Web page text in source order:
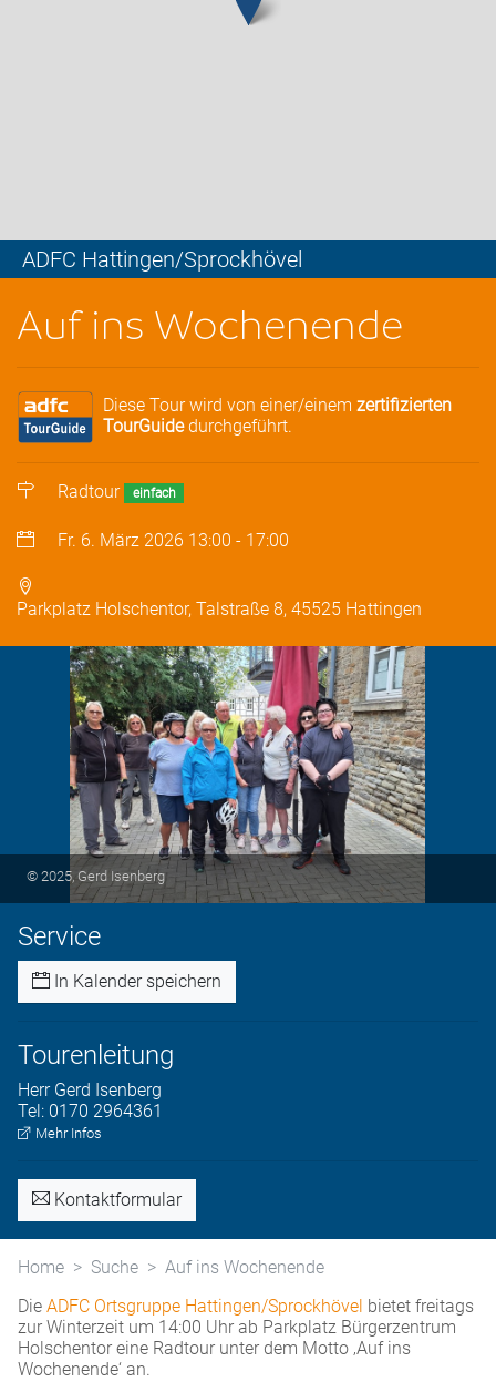
ADFC Hattingen/Sprockhövel
Auf ins Wochenende
Diese Tour wird von einer/einem zertifizierten
TourGuidedurchgeführt.
Radtour einfach
Fr. 6. März 2026 13:00 - 17:00
Parkplatz Holschentor, Talstraße 8, 45525 Hattingen
© 2025, Gerd Isenberg
Service
In Kalender speichern
Tourenleitung
Herr Gerd Isenberg
Tel: 0170 2964361
Mehr Infos
Kontaktformular
Home Suche
Auf ins Wochenende
Die ADFC Ortsgruppe Hattingen/Sprockhövel bietet freitags
zur Winterzeit um 14:00 Uhr ab Parkplatz Bürgerzentrum
Holschentor eine Radtour unter dem Motto ‚Auf ins
Wochenende‘ an.